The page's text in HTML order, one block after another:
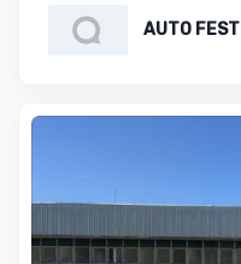
AUTO FEST